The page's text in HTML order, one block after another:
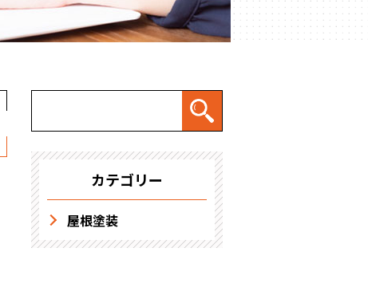
求人情報
カテゴリー
屋根塗装